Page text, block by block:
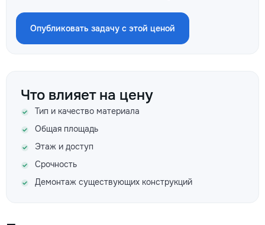
Опубликовать задачу с этой ценой
Что влияет на цену
Тип и качество материала
Общая площадь
Этаж и доступ
Срочность
Демонтаж существующих конструкций